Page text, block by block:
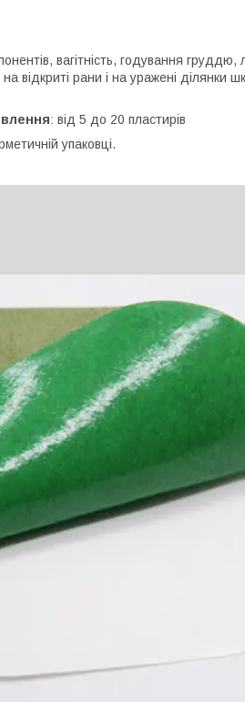
вагітність, годування
відкриті рани і на уражені ділянки
: від 5 до 20 пластирів
упаковці.